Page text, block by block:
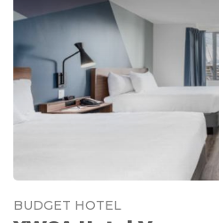
BUDGET HOTEL